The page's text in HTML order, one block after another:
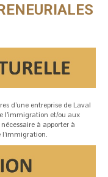
d’une entreprise de Laval
l’immigration et/ou aux
à apporter à
l’immigration.